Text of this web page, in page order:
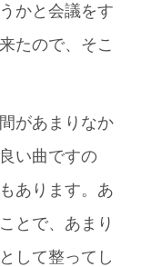
かと会議をす
たので、そこ
があまりなか
い曲ですの
あります。あ
とで、あまり
して整ってし